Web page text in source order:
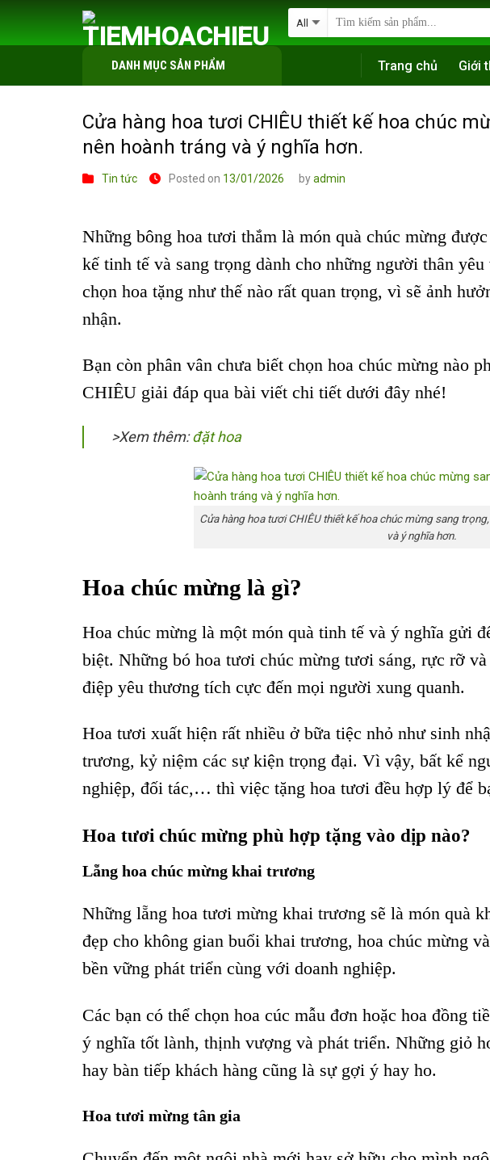
content
DANH MỤC SẢN PHẨM Trang chủ Giới
Cửa hàng hoa tươi CHIÊU thiết kế hoa chúc
nên hoành tráng và ý nghĩa hơn.
Tin tức Posted on 13/01/2026 byadmin
Những bông hoa tươi thắm là món quà chúc mừng được
kế tinh tế và sang trọng dành cho những người thân
chọn hoa tặng như thế nào rất quan trọng, vì sẽ ảnh
nhận.
Bạn còn phân vân chưa biết chọn hoa chúc mừng nào
CHIÊU giải đáp qua bài viết chi tiết dưới đây nhé!
>Xem thêm:đặt hoa
Cửa hàng hoa tươi CHIÊU thiết kế hoa chúc mừng sang
và ý nghĩa hơn.
Hoa chúc mừng là gì?
Hoa chúc mừng là một món quà tinh tế và ý nghĩa gửi
biệt. Những bó hoa tươi chúc mừng tươi sáng, rực rỡ
điệp yêu thương tích cực đến mọi người xung quanh.
Hoa tươi xuất hiện rất nhiều ở bữa tiệc nhỏ như sinh
trương, kỷ niệm các sự kiện trọng đại. Vì vậy, bất kể
nghiệp, đối tác,… thì việc tặng hoa tươi đều hợp lý để
Hoa tươi chúc mừng phù hợp tặng vào dịp nào?
Lẵng hoa chúc mừng khai trương
Những lẵng hoa tươi mừng khai trương sẽ là món quà
đẹp cho không gian buổi khai trương, hoa chúc mừng
bền vững phát triển cùng với doanh nghiệp.
Các bạn có thể chọn hoa cúc mẫu đơn hoặc hoa đồng
ý nghĩa tốt lành, thịnh vượng và phát triển. Những giỏ
hay bàn tiếp khách hàng cũng là sự gợi ý hay ho.
Hoa tươi mừng tân gia